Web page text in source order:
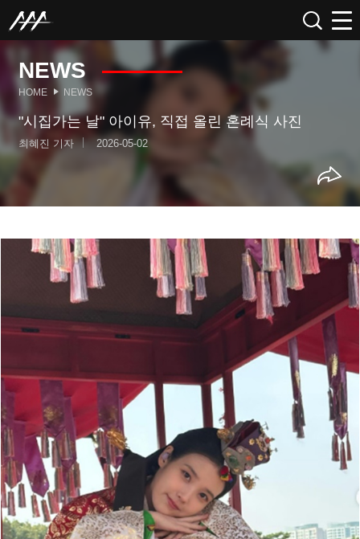
NEWS
HOME NEWS
"시집가는 날" 아이유, 직접 올린 혼례식 사진
최혜진 기자 2026-05-02